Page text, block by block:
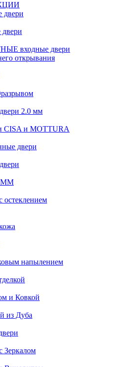
двери
двери
входные двери
открывания
2.0 мм
CISA и MOTTURA
двери
ММ
остеклением
напылением
и Ковкой
из Дуба
Зеркалом